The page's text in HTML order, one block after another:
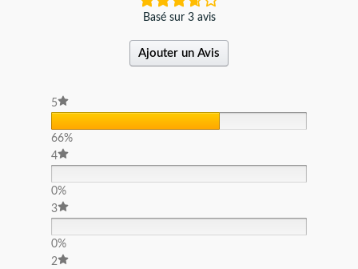
Basé sur 3 avis
Ajouter un Avis
5
66%
4
0%
3
0%
2